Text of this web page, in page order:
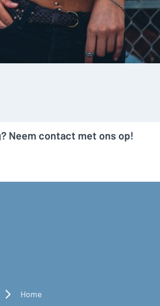
Neem contact met ons op!
Home